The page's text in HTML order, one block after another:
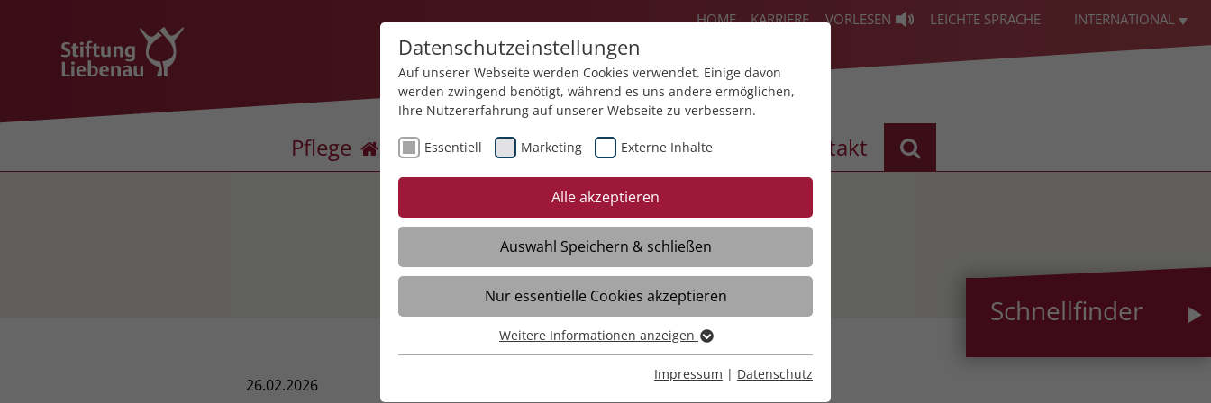
HOME KARRIERE VORLESEN LEICHTE SPRACHE INTERNATIONAL
Pflege Angebote Über uns Aktuelles Kontakt
Mediathek
zeittöne
Seelsorge
Podcast
Schnellfinder
26.02.2026
Datenschutzeinstellungen
Auf unserer Webseite werden Cookies verwendet. Einige davon
werden zwingend benötigt, während es uns andere ermöglichen,
Ihre Nutzererfahrung auf unserer Webseite zu verbessern.
Essentiell Marketing Externe Inhalte
Alle akzeptieren
Auswahl Speichern & schließen
Nur essentielle Cookies akzeptieren
Essentielle Cookies werden für grundlegende Funktionen der
Weitere Informationen anzeigen
Impressum | Datenschutz